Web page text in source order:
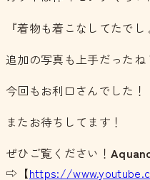
『着物も着こなしてたでし
追加の写真も上手だったね
今回もお利口さんでした！
またお待ちしてます！
ぜひご覧ください！
⇨【https://